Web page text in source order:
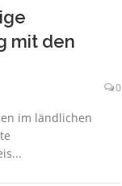
mit den
0
im ländlichen